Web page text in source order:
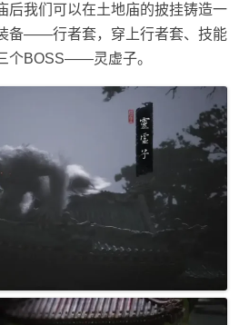
后我们可以在土地庙的披挂铸造一
备——行者套，穿上行者套、技能
个BOSS——灵虚子。